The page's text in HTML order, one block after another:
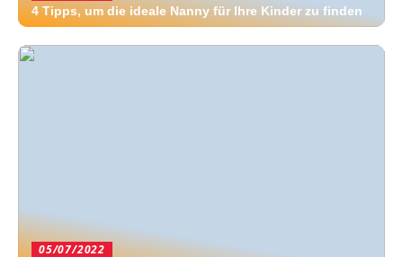
4 Tipps, um die ideale Nanny für Ihre Kinder zu finden
05/07/2022